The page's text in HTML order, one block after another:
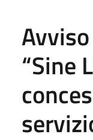
“Sine